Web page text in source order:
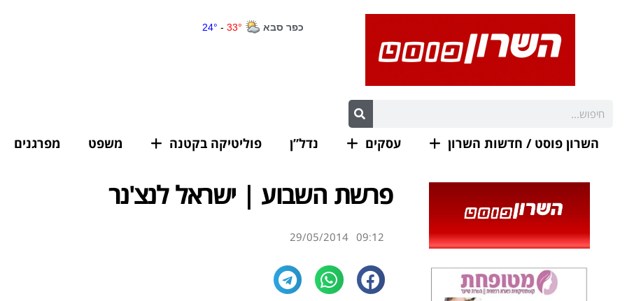
השרון פוסט / חדשות השרון עסקים נדל”ן פוליטיקה בקטנה משפט מפרגנים
פרשת השבוע | ישראל לנצ'נר
09:12
29/05/2014